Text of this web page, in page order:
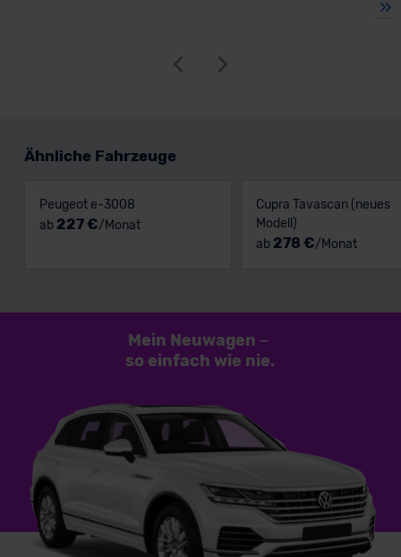
Ähnliche Fahrzeuge
Peugeot e-3008
ab 227 €/Monat
Cupra Tavascan (neues
Modell)
ab 278 €/Monat
Mein Neuwagen –
so einfach wie nie.